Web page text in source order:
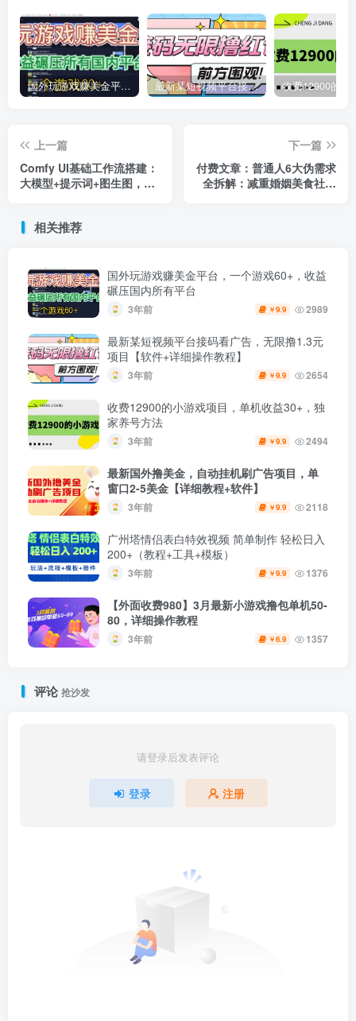
国外玩游戏赚美金平台，一个游戏60+，收益碾压国内所有平台 最新某短视频平台接码看广告，无限撸1.3元项目【软件+详细操作教程】
上一篇
Comfy UI基础工作流搭建：
大模型+提示词+图生图，学
下一篇
付费文章：普通人6大伪需求
全拆解：减重婚姻美食社交
相关推荐
国外玩游戏赚美金平台，一个游戏60+，收益
碾压国内所有平台
3年前 ￥9.9 2989
最新某短视频平台接码看广告，无限撸1.3元
项目【软件+详细操作教程】
3年前 ￥9.9 2654
收费12900的小游戏项目，单机收益30+，独
家养号方法
3年前 ￥9.9 2494
最新国外撸美金，自动挂机刷广告项目，单
窗口2-5美金【详细教程+软件】
3年前 ￥9.9 2118
广州塔情侣表白特效视频 简单制作 轻松日入
200+（教程+工具+模板）
3年前 ￥9.9 1376
【外面收费980】3月最新小游戏撸包单机50-
80，详细操作教程
3年前 ￥6.9 1357
评论抢沙发
请登录后发表评论
登录 注册